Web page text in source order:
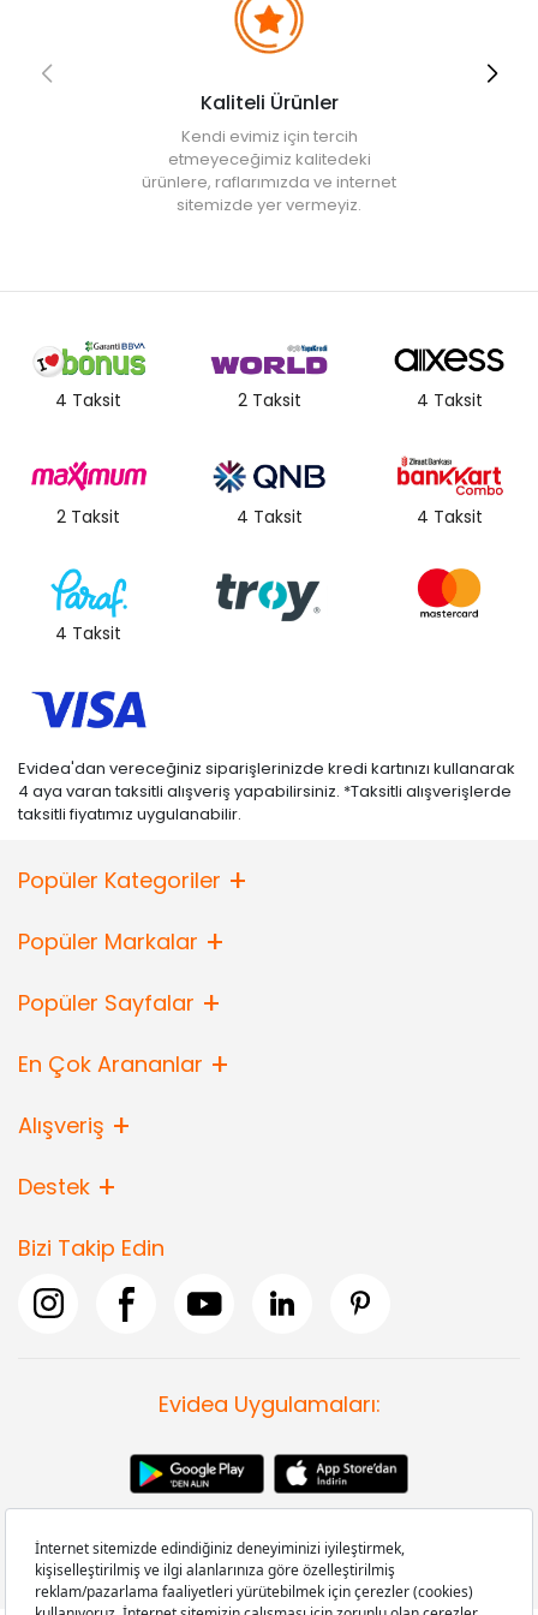
Kaliteli Ürünler
Kendi evimiz için tercih
etmeyeceğimiz kalitedeki
ürünlere, raflarımızda ve internet
sitemizde yer vermeyiz.
4 Taksit 2 Taksit 4 Taksit
2 Taksit 4 Taksit 4 Taksit
4 Taksit
Evidea'dan vereceğiniz siparişlerinizde kredi kartınızı kullanarak
4 aya varan taksitli alışveriş yapabilirsiniz. *Taksitli alışverişlerde
taksitli fiyatımız uygulanabilir.
Popüler Kategoriler
Popüler Markalar
Popüler Sayfalar
En Çok Arananlar
Alışveriş
Destek
Bizi Takip Edin
Evidea Uygulamaları: